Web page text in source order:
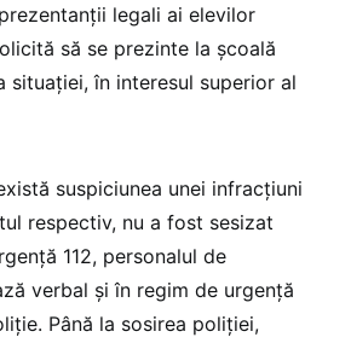
legali ai elevilor
să se prezinte la școală
situației, în interesul superior al
suspiciunea unei infracțiuni
respectiv, nu a fost sesizat
112, personalul de
verbal și în regim de urgență
Până la sosirea poliției,